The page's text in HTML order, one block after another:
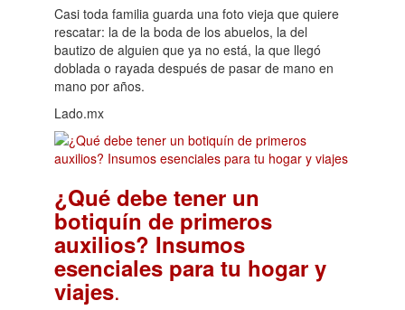
Casi toda familia guarda una foto vieja que quiere
rescatar: la de la boda de los abuelos, la del
bautizo de alguien que ya no está, la que llegó
doblada o rayada después de pasar de mano en
mano por años.
Lado.mx
¿Qué debe tener un
botiquín de primeros
auxilios? Insumos
esenciales para tu hogar y
viajes.